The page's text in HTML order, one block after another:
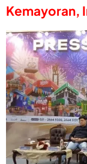
Kemayoran,